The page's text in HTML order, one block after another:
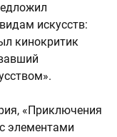
искусств:
кинокритик
«Приключения
элементами